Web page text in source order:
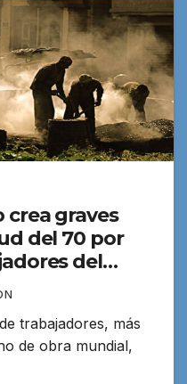
crea graves
del 70 por
del
trabajadores, más
de obra mundial,